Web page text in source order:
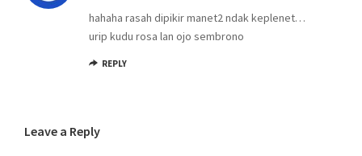
hahaha rasah dipikir manet2 ndak keplenet…
urip kudu rosa lan ojo sembrono
REPLY
Leave a Reply